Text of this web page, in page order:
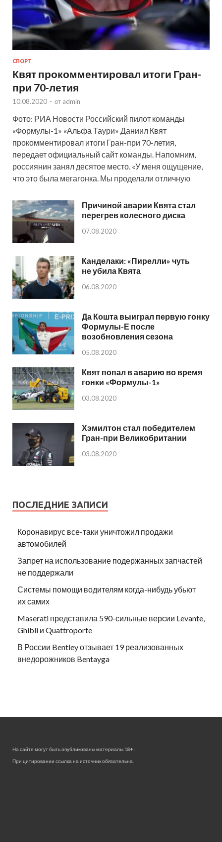
СПОРТ
Квят прокомментировал итоги Гран-
при 70-летия
10.08.2020 - от admin
Фото: РИА Новости Российский пилот команды
«Формулы-1» «Альфа Таури» Даниил Квят
прокомментировал итоги Гран-при 70-летия,
передает официальный сайт команды. Напомним,
россиянин занял десятое место. «У меня ощущение,
что это была мегагонка. Мы проделали отличную
Причиной аварии Квята стал
перегрев колесного диска
07.08.2020
Канделаки: «Пирелли» чуть
не убила Квята
06.08.2020
Да Кошта выиграл первую гонку
Формулы-Е после
возобновления сезона
05.08.2020
Квят попал в аварию во время
гонки «Формулы-1»
03.08.2020
Хэмилтон стал победителем
Гран-при Великобритании
03.08.2020
ПОСЛЕДНИЕ ЗАПИСИ
Коронавирус все-таки уничтожил продажи
автомобилей
Запрет на использование подержанных запчастей
не поддержали
Системы помощи водителям когда-нибудь убьют
их самих
Maserati представила 590-сильные версии Levante,
Ghibli и Quattroporte
В России Bentley отзывает 19 реализованных
внедорожников Bentayga
На сайте могут быть опубликованы материалы 18+!
При цитировании ссылка на источник обязательна.